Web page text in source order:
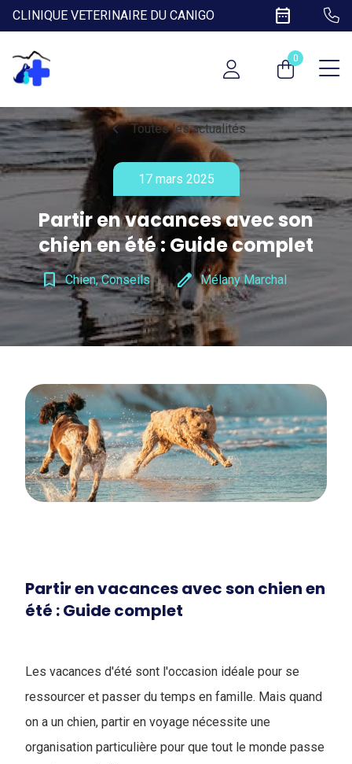
CLINIQUE VETERINAIRE DU CANIGO date_range
0
chevron_left Toutes les actualités
17 mars 2025
Partir en vacances avec son
chien en été : Guide complet
bookmark_border Chien, Conseils edit Mélany Marchal
Partir en vacances avec son chien en
été : Guide complet
Les vacances d'été sont l'occasion idéale pour se
ressourcer et passer du temps en famille. Mais quand
on a un chien, partir en voyage nécessite une
organisation particulière pour que tout le monde passe